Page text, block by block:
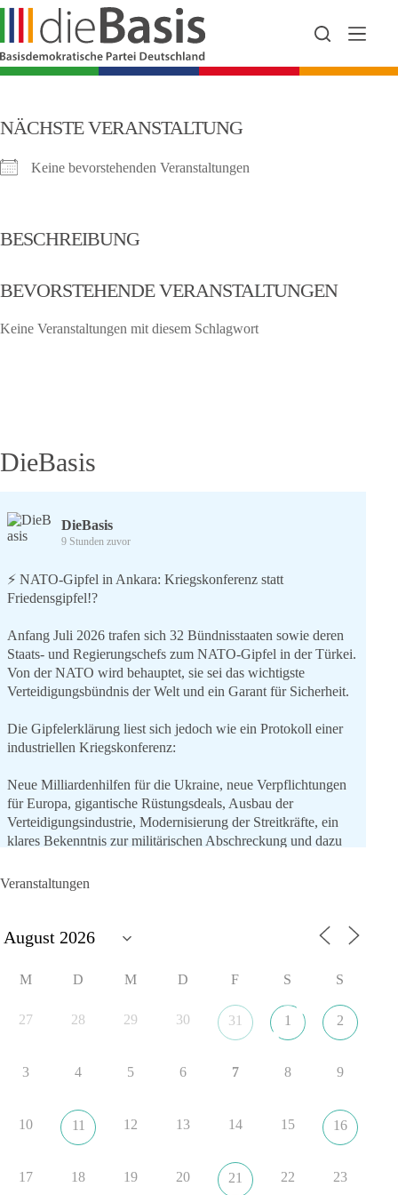
Zum
springen
NÄCHSTE VERANSTALTUNG
Keine bevorstehenden Veranstaltungen
BESCHREIBUNG
BEVORSTEHENDE VERANSTALTUNGEN
Keine Veranstaltungen mit diesem Schlagwort
DieBasis
DieBasis
9 Stunden zuvor
⚡️ NATO-Gipfel in Ankara: Kriegskonferenz statt
Friedensgipfel!?
Anfang Juli 2026 trafen sich 32 Bündnisstaaten sowie deren
Staats- und Regierungschefs zum NATO-Gipfel in der Türkei.
Von der NATO wird behauptet, sie sei das wichtigste
Verteidigungsbündnis der Welt und ein Garant für Sicherheit.
Die Gipfelerklärung liest sich jedoch wie ein Protokoll einer
industriellen Kriegskonferenz:
Neue Milliardenhilfen für die Ukraine, neue Verpflichtungen
für Europa, gigantische Rüstungsdeals, Ausbau der
Verteidigungsindustrie, Modernisierung der Streitkräfte, ein
klares Bekenntnis zur militärischen Abschreckung und dazu
aus der NATO. Ein Gipfel, der mehr nach Rüstungsdeal als
nach Friedenspolitik klingt, wird niemals Sicherheit schaffen,
#NATO
Veranstaltungen
M D M D F S S
27 28 29 30 31 1 2
3 4 5 6 7 8 9
10 11 12 13 14 15 16
17 18 19 20 21 22 23